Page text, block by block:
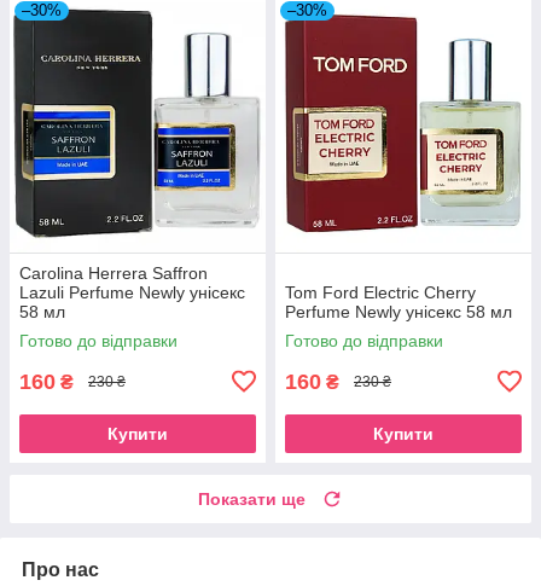
–30%
Carolina Herrera Saffron
Lazuli Perfume Newly унісекс
58 мл
Готово до відправки
160 ₴ 230 ₴
Купити
–30%
Tom Ford Electric Cherry
Perfume Newly унісекс 58 мл
Готово до відправки
160 ₴ 230 ₴
Купити
Показати ще
Про нас